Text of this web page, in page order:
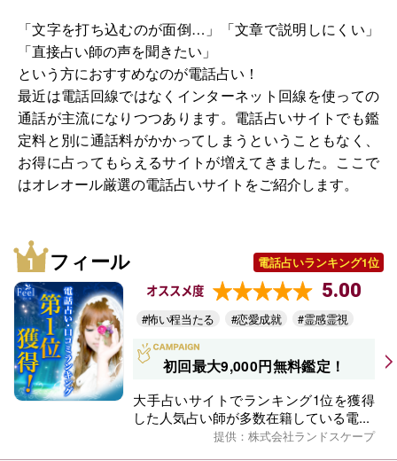
「文字を打ち込むのが面倒…」「文章で説明しにくい」
「直接占い師の声を聞きたい」
という方におすすめなのが電話占い！
最近は電話回線ではなくインターネット回線を使っての
通話が主流になりつつあります。電話占いサイトでも鑑
定料と別に通話料がかかってしまうということもなく、
お得に占ってもらえるサイトが増えてきました。ここで
はオレオール厳選の電話占いサイトをご紹介します。
フィール 電話占いランキング1位
オススメ度 5.00
#怖い程当たる #恋愛成就 #霊感霊視
初回最大9,000円無料鑑定！
大手占いサイトでランキング1位を獲得
した人気占い師が多数在籍している電...
提供：株式会社ランドスケープ